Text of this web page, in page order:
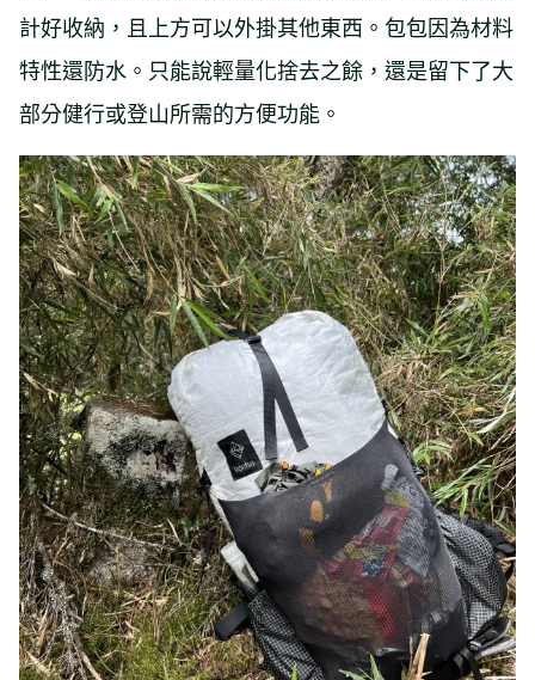
計好收納，且上方可以外掛其他東西。包包因為材料
特性還防水。只能說輕量化捨去之餘，還是留下了大
部分健行或登山所需的方便功能。